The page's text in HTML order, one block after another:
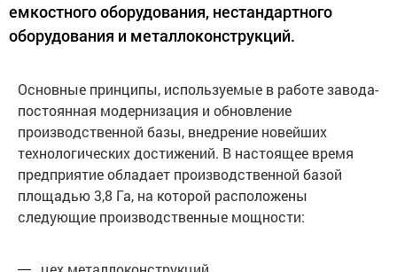
емкостного оборудования, нестандартного
оборудования и металлоконструкций.
Основные принципы, используемые в работе завода-
постоянная модернизация и обновление
производственной базы, внедрение новейших
технологических достижений. В настоящее время
предприятие обладает производственной базой
площадью 3,8 Га, на которой расположены
следующие производственные мощности: